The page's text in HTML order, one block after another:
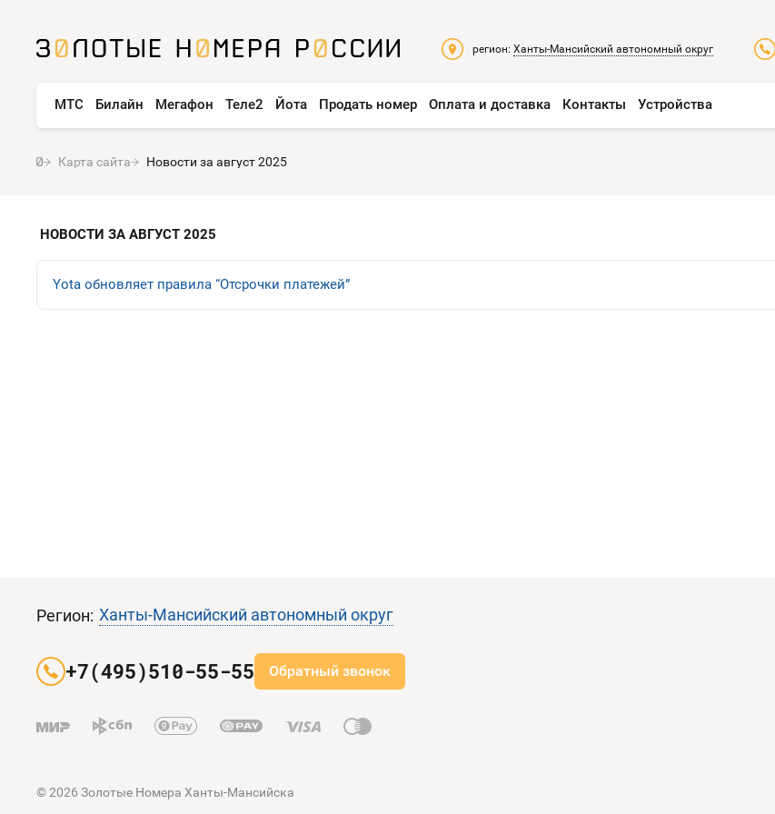
регион: Ханты-Мансийский автономный округ
МТС Билайн Мегафон Теле2 Йота Продать номер Оплата и доставка Контакты Устройства
Карта сайта Новости за август 2025
НОВОСТИ ЗА АВГУСТ 2025
Yota обновляет правила “Отсрочки платежей”
Регион: Ханты-Мансийский автономный округ
+7(495)510-55-55 Обратный звонок
© 2026 Золотые Номера Ханты-Мансийска